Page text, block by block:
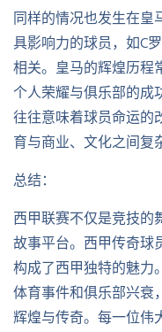
同样的情况也发生在皇
具影响力的球员，如C
相关。皇马的辉煌历程
个人荣耀与俱乐部的成
往往意味着球员命运的
育与商业、文化之间复
总结：
西甲联赛不仅是竞技的
故事平台。西甲传奇球
构成了西甲独特的魅力
体育事件和俱乐部兴衰
辉煌与传奇。每一位伟